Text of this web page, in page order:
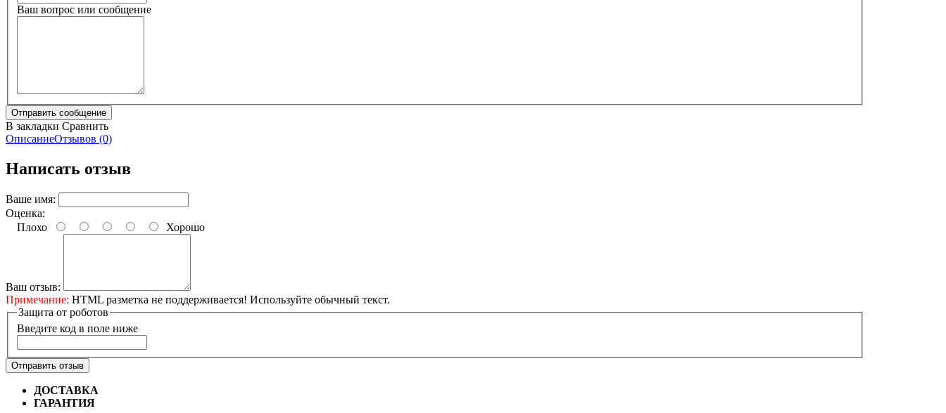
Ваш вопрос или сообщение
В закладки Сравнить
ОписаниеОтзывов (0)
Написать отзыв
Ваше имя:
Оценка:
Плохо
Хорошо
Ваш отзыв:
Примечание: HTML разметка не поддерживается! Используйте обычный текст.
Защита от роботов
Введите код в поле ниже
Отправить отзыв
ДОСТАВКА
ГАРАНТИЯ